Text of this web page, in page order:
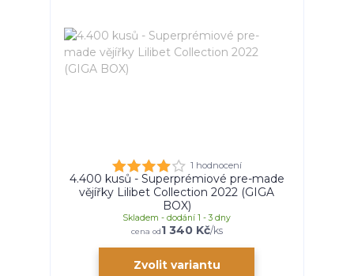
1 hodnocení
4.400 kusů - Superprémiové pre-made
vějířky Lilibet Collection 2022 (GIGA
BOX)
cena od1 340 Kč/ks
Skladem - dodání 1 - 3 dny
Zvolit variantu